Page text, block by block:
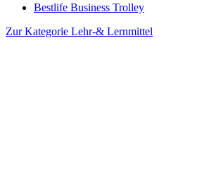
Bestlife Business Trolley
Zur Kategorie Lehr-& Lernmittel